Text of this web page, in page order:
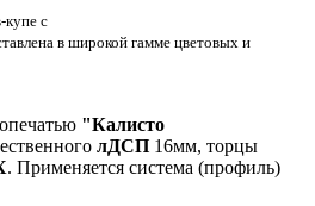
купе с
в широкой гамме цветовых и
"Калисто
лДСП 16мм, торцы
. Применяется система (профиль)